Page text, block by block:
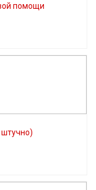
помощи